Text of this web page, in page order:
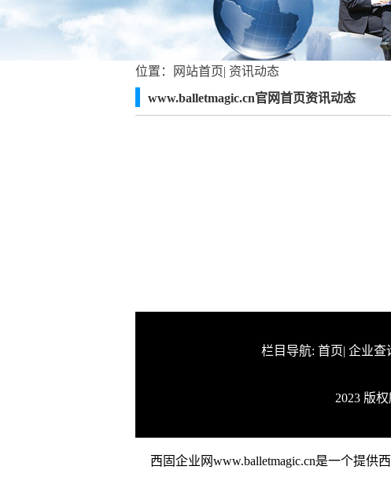
位置： 网站首页| 资讯动态
www.balletmagic.cn官网首页资讯动态
栏目导航: 首页| 企业查
2023 版
西固企业网www.balletmagic.cn是一个提供